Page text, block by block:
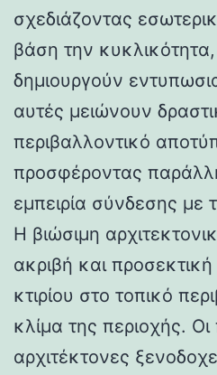
σχεδιάζοντας
βάση την κυκλικότητα,
δημιουργούν
αυτές μειώνουν
περιβαλλοντικό
προσφέροντας
εμπειρία σύνδεσης με
Η βιώσιμη
ακριβή και
κτιρίου στο τοπικό
κλίμα της περιοχής.
αρχιτέκτονες